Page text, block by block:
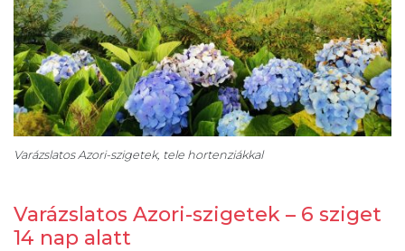
Varázslatos Azori-szigetek, tele hortenziákkal
Varázslatos Azori-szigetek – 6 sziget
14 nap alatt